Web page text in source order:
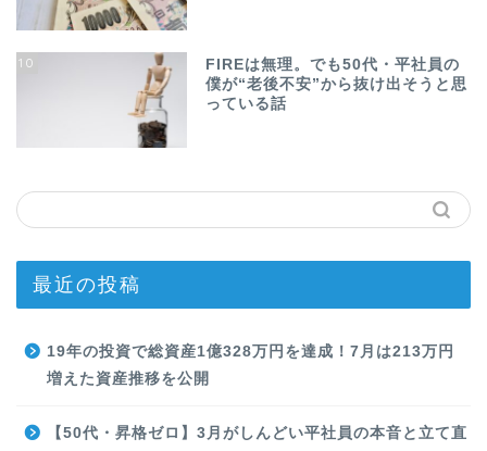
10
FIREは無理。でも50代・平社員の
僕が“老後不安”から抜け出そうと思
っている話
最近の投稿
19年の投資で総資産1億328万円を達成！7月は213万円
増えた資産推移を公開
【50代・昇格ゼロ】3月がしんどい平社員の本音と立て直